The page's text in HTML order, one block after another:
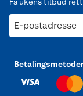
Få ukens tilbud
E-postadresse